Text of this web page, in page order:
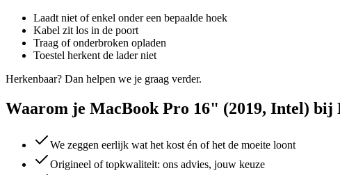
Laadt niet of enkel onder een bepaalde hoek
Kabel zit los in de poort
Traag of onderbroken opladen
Toestel herkent de lader niet
Herkenbaar? Dan helpen we je graag verder.
Waarom je MacBook Pro 16" (2019, Intel) bij
We zeggen eerlijk wat het kost én of het de moeite loont
Origineel of topkwaliteit: ons advies, jouw keuze